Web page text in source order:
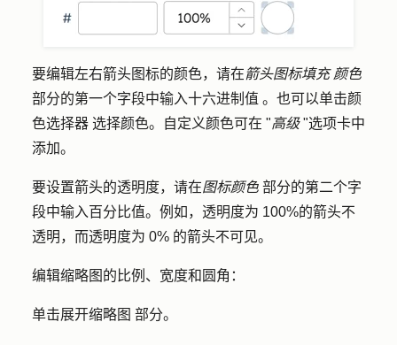
要编辑左右箭头图标的颜色，请在箭头图标填充 颜色
部分的第一个字段中输入十六进制值 。也可以单击颜
色选择器 选择颜色。自定义颜色可在 "高级"选项卡中
添加。
要设置箭头的透明度，请在图标颜色 部分的第二个字
段中输入百分比值。例如，透明度为 100%的箭头不
透明，而透明度为 0% 的箭头不可见。
编辑缩略图的比例、宽度和圆角：
单击展开缩略图 部分。